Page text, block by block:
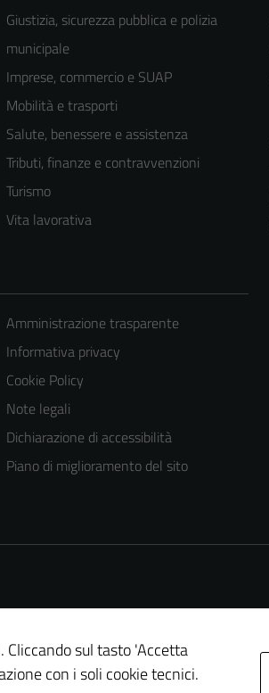
Giustizia, sicurezza pubblica e polizia
municipale
Imprese, commercio e SUAP
Mobilità e trasporti
Salute, benessere e assistenza
Tributi, finanze e contravvenzioni
Turismo
Vita lavorativa
Amministrazione trasparente
Informativa privacy
Cookie Policy
Note legali
Dichiarazione di accessibilità
Piano di miglioramento del sito
Cliccando sul tasto 'Accetta
con i soli cookie tecnici.
Tecnici
per il
possono
disabilitati.
Questi cookie